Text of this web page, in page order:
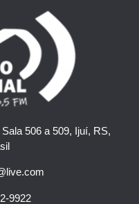
506 a 509, Ijuí, RS,
9922